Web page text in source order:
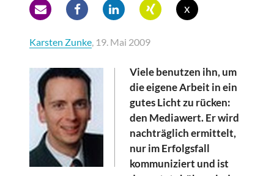
x
Karsten Zunke, 19. Mai 2009
Viele benutzen ihn, um
die eigene Arbeit in ein
gutes Licht zu rücken:
den Mediawert. Er wird
nachträglich ermittelt,
nur im Erfolgsfall
kommuniziert und ist